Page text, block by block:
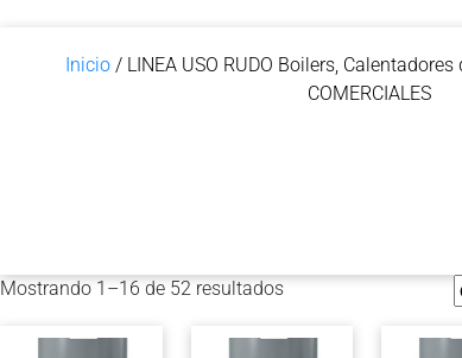
Inicio / LINEA USO RUDO Boilers, Calentadores
COMERCIALES
Mostrando 1–16 de 52 resultados